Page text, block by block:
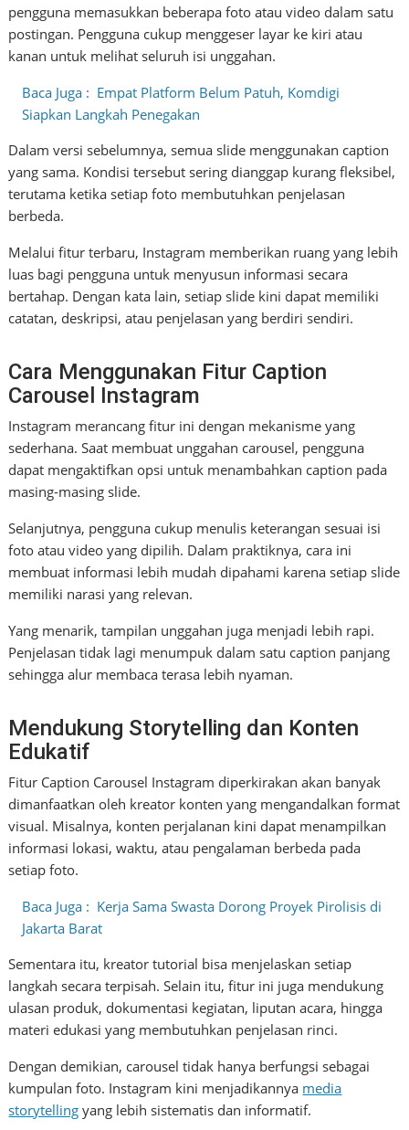
pengguna memasukkan beberapa foto atau video dalam satu
postingan. Pengguna cukup menggeser layar ke kiri atau
kanan untuk melihat seluruh isi unggahan.
Baca Juga : Empat Platform Belum Patuh, Komdigi
Siapkan Langkah Penegakan
Dalam versi sebelumnya, semua slide menggunakan caption
yang sama. Kondisi tersebut sering dianggap kurang fleksibel,
terutama ketika setiap foto membutuhkan penjelasan
berbeda.
Melalui fitur terbaru, Instagram memberikan ruang yang lebih
luas bagi pengguna untuk menyusun informasi secara
bertahap. Dengan kata lain, setiap slide kini dapat memiliki
catatan, deskripsi, atau penjelasan yang berdiri sendiri.
Cara Menggunakan Fitur Caption
Carousel Instagram
Instagram merancang fitur ini dengan mekanisme yang
sederhana. Saat membuat unggahan carousel, pengguna
dapat mengaktifkan opsi untuk menambahkan caption pada
masing-masing slide.
Selanjutnya, pengguna cukup menulis keterangan sesuai isi
foto atau video yang dipilih. Dalam praktiknya, cara ini
membuat informasi lebih mudah dipahami karena setiap slide
memiliki narasi yang relevan.
Yang menarik, tampilan unggahan juga menjadi lebih rapi.
Penjelasan tidak lagi menumpuk dalam satu caption panjang
sehingga alur membaca terasa lebih nyaman.
Mendukung Storytelling dan Konten
Edukatif
Fitur Caption Carousel Instagram diperkirakan akan banyak
dimanfaatkan oleh kreator konten yang mengandalkan format
visual. Misalnya, konten perjalanan kini dapat menampilkan
informasi lokasi, waktu, atau pengalaman berbeda pada
setiap foto.
Baca Juga : Kerja Sama Swasta Dorong Proyek Pirolisis di
Jakarta Barat
Sementara itu, kreator tutorial bisa menjelaskan setiap
langkah secara terpisah. Selain itu, fitur ini juga mendukung
ulasan produk, dokumentasi kegiatan, liputan acara, hingga
materi edukasi yang membutuhkan penjelasan rinci.
Dengan demikian, carousel tidak hanya berfungsi sebagai
kumpulan foto. Instagram kini menjadikannya media
storytelling yang lebih sistematis dan informatif.